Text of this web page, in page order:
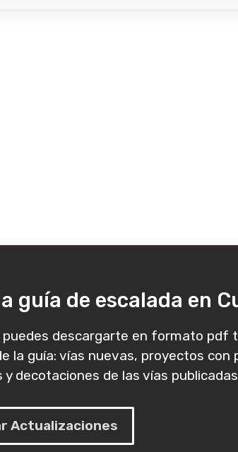
guía de escalada en
puedes descargarte en formato pdf
la guía: vías nuevas, proyectos con
decotaciones de las vías
Actualizaciones